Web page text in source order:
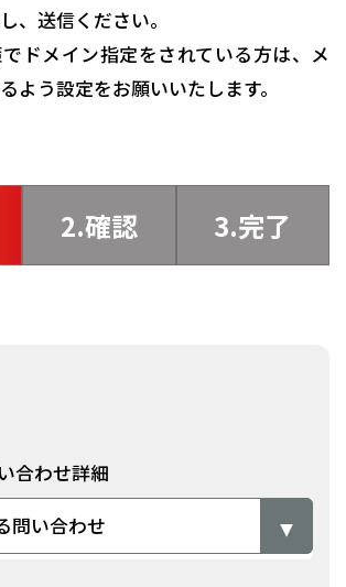
、送信ください。
ドメイン指定をされている方は、メ
よう設定をお願いいたします。
2.確認 3.完了
合わせ詳細